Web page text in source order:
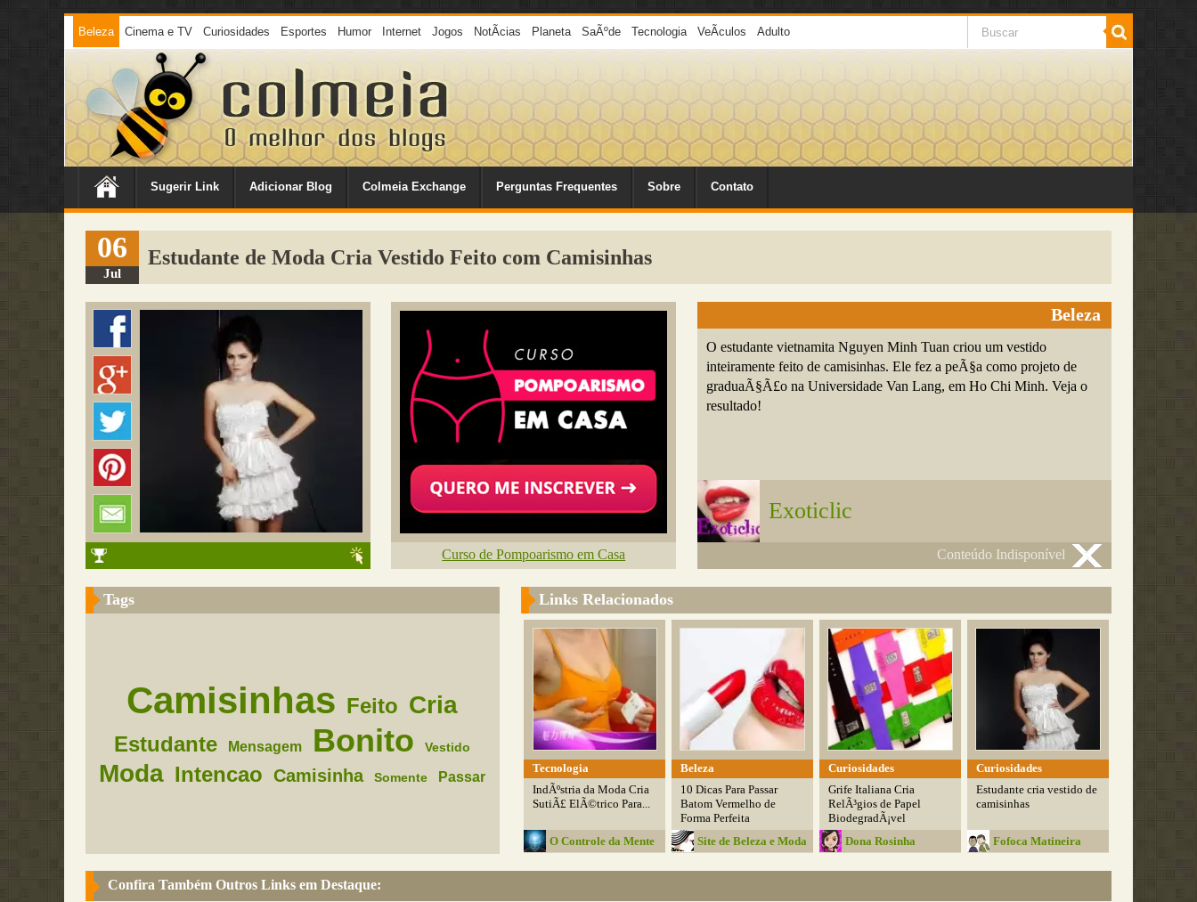
Beleza Cinema e TV Curiosidades Esportes Humor Internet Jogos NotÃ­cias Planeta SaÃºde Tecnologia VeÃ­culos Adulto
Sugerir Link Adicionar Blog Colmeia Exchange Perguntas Frequentes Sobre Contato
06
Jul
Estudante de Moda Cria Vestido Feito com Camisinhas
Curso de Pompoarismo em Casa
Beleza
O estudante vietnamita Nguyen Minh Tuan criou um vestido
inteiramente feito de camisinhas. Ele fez a peÃ§a como projeto de
graduaÃ§Ã£o na Universidade Van Lang, em Ho Chi Minh. Veja o
resultado!
Exoticlic
Conteúdo Indisponível
Tags
Camisinhas Feito Cria
Estudante Mensagem Bonito Vestido
Moda Intencao Camisinha Somente Passar
Links Relacionados
Tecnologia
IndÃºstria da Moda Cria
SutiÃ£ ElÃ©trico Para...
O Controle da Mente
Beleza
10 Dicas Para Passar
Batom Vermelho de
Forma Perfeita
Site de Beleza e Moda
Curiosidades
Grife Italiana Cria
RelÃ³gios de Papel
BiodegradÃ¡vel
Dona Rosinha
Curiosidades
Estudante cria vestido de
camisinhas
Fofoca Matineira
Confira Também Outros Links em Destaque: